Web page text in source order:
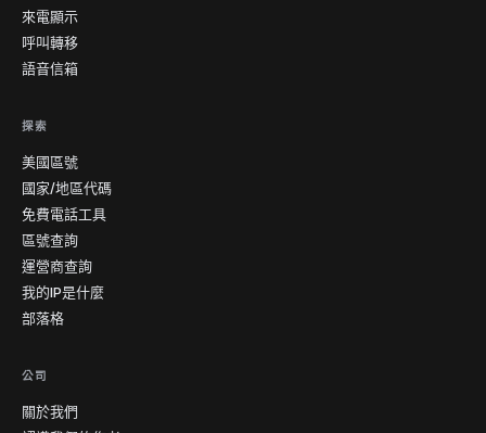
來電顯示
呼叫轉移
語音信箱
探索
美國區號
國家/地區代碼
免費電話工具
區號查詢
運營商查詢
我的IP是什麼
部落格
公司
關於我們